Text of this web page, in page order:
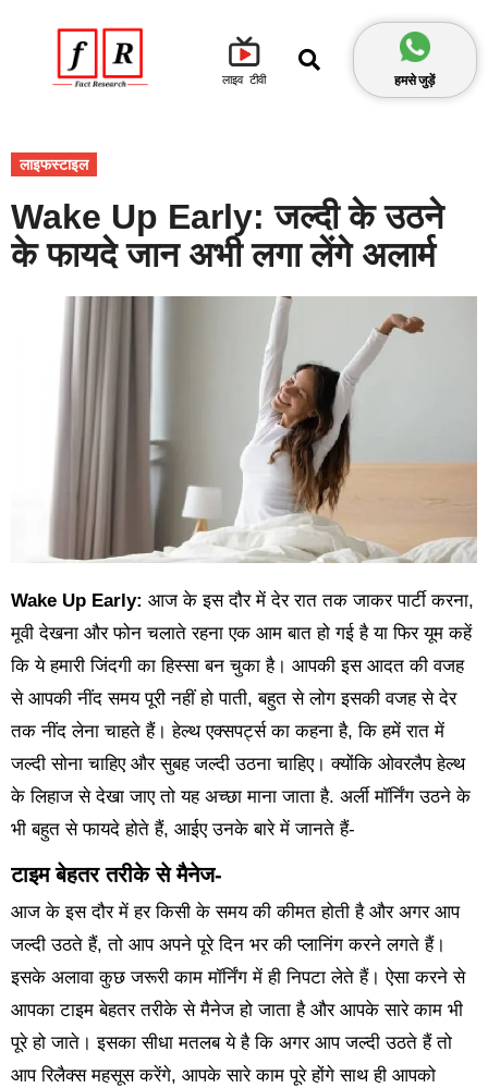
लाइव टीवी हमसे जुड़ें
लाइफस्टाइल
Wake Up Early: जल्दी के उठने
के फायदे जान अभी लगा लेंगे अलार्म
Wake Up Early: आज के इस दौर में देर रात तक जाकर पार्टी करना,
मूवी देखना और फोन चलाते रहना एक आम बात हो गई है या फिर यूम कहें
कि ये हमारी जिंदगी का हिस्सा बन चुका है। आपकी इस आदत की वजह
से आपकी नींद समय पूरी नहीं हो पाती, बहुत से लोग इसकी वजह से देर
तक नींद लेना चाहते हैं। हेल्थ एक्सपर्ट्स का कहना है, कि हमें रात में
जल्दी सोना चाहिए और सुबह जल्दी उठना चाहिए। क्योंकि ओवरलैप हेल्थ
के लिहाज से देखा जाए तो यह अच्छा माना जाता है. अर्ली मॉर्निंग उठने के
भी बहुत से फायदे होते हैं, आईए उनके बारे में जानते हैं-
टाइम बेहतर तरीके से मैनेज-
आज के इस दौर में हर किसी के समय की कीमत होती है और अगर आप
जल्दी उठते हैं, तो आप अपने पूरे दिन भर की प्लानिंग करने लगते हैं।
इसके अलावा कुछ जरूरी काम मॉर्निंग में ही निपटा लेते हैं। ऐसा करने से
आपका टाइम बेहतर तरीके से मैनेज हो जाता है और आपके सारे काम भी
पूरे हो जाते। इसका सीधा मतलब ये है कि अगर आप जल्दी उठते हैं तो
आप रिलैक्स महसूस करेंगे, आपके सारे काम पूरे होंगे साथ ही आपको